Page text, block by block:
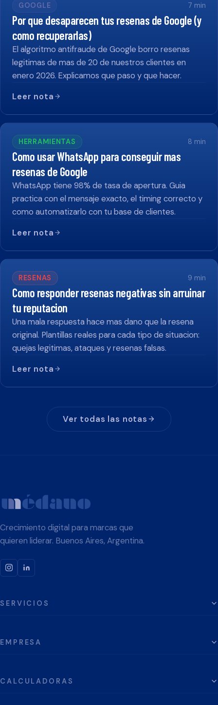
GOOGLE 7 min
Por que desaparecen tus resenas de Google (y
como recuperarlas)
El algoritmo antifraude de Google borro resenas
legitimas de mas de 20 de nuestros clientes en
enero 2026. Explicamos que paso y que hacer.
Leer nota
HERRAMIENTAS 8 min
Como usar WhatsApp para conseguir mas
resenas de Google
WhatsApp tiene 98% de tasa de apertura. Guia
practica con el mensaje exacto, el timing correcto y
como automatizarlo con tu base de clientes.
Leer nota
RESENAS 9 min
Como responder resenas negativas sin arruinar
tu reputacion
Una mala respuesta hace mas dano que la resena
original. Plantillas reales para cada tipo de situacion:
quejas legitimas, ataques y resenas falsas.
Leer nota
Ver todas las notas
Crecimiento digital para marcas que
quieren liderar. Buenos Aires, Argentina.
SERVICIOS
EMPRESA
CALCULADORAS